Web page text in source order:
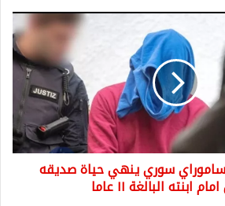
سوري ينهي حياة صديقه
ابنته البالغة ١١ عاما